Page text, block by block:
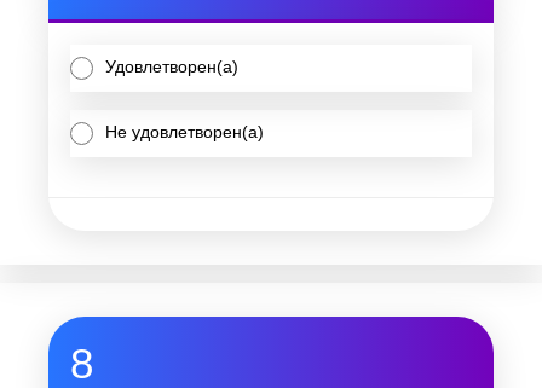
Удовлетворен(а)
Не удовлетворен(а)
8